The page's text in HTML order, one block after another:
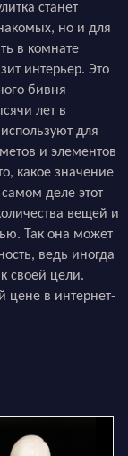
станет
но и для
в комнате
интерьер. Это
бивня
лет в
для
и элементов
какое значение
деле этот
вещей и
Так она может
ведь иногда
своей цели.
цене в интернет-